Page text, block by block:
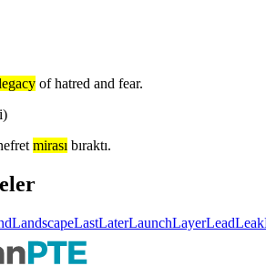
of hatred and fear.
mirası bıraktı.
LandscapeLastLaterLaunchLayerLeadLeak